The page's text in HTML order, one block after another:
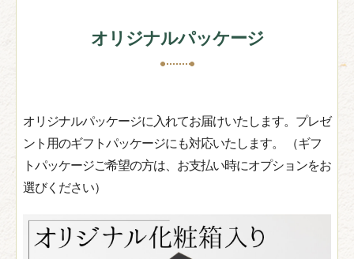
オリジナルパッケージ
オリジナルパッケージに入れてお届けいたします。プレゼ
ント用のギフトパッケージにも対応いたします。 （ギフ
トパッケージご希望の方は、お支払い時にオプションをお
選びください）